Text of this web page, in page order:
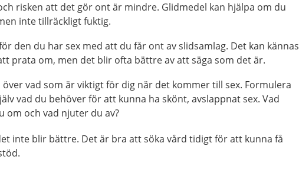
risken att det gör ont är mindre. Glidmedel kan hjälpa om du
inte tillräckligt fuktig.
den du har sex med att du får ont av slidsamlag. Det kan kännas
prata om, men det blir ofta bättre av att säga som det är.
över vad som är viktigt för dig när det kommer till sex. Formulera
vad du behöver för att kunna ha skönt, avslappnat sex. Vad
om och vad njuter du av?
inte blir bättre. Det är bra att söka vård tidigt för att kunna få